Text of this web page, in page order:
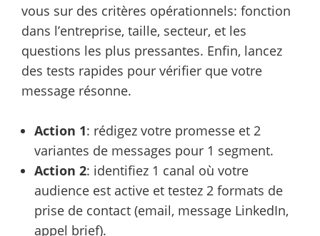
vous sur des critères opérationnels: fonction
dans l’entreprise, taille, secteur, et les
questions les plus pressantes. Enfin, lancez
des tests rapides pour vérifier que votre
message résonne.
Action 1: rédigez votre promesse et 2
variantes de messages pour 1 segment.
Action 2: identifiez 1 canal où votre
audience est active et testez 2 formats de
prise de contact (email, message LinkedIn,
appel brief).